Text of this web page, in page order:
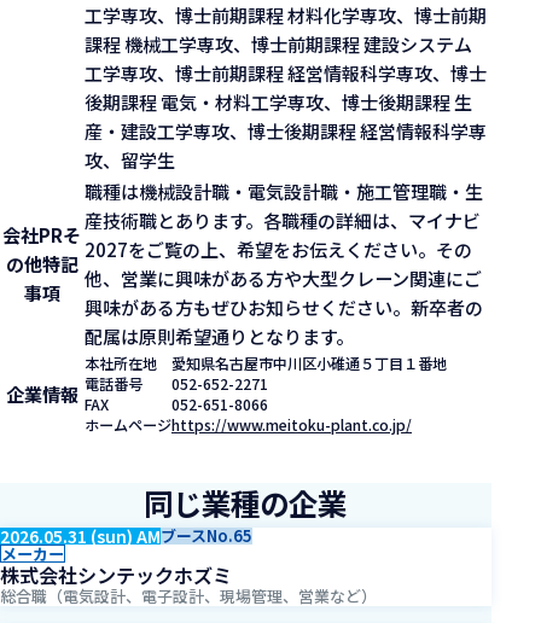
工学専攻、博士前期課程 材料化学専攻、博士前期
課程 機械工学専攻、博士前期課程 建設システム
工学専攻、博士前期課程 経営情報科学専攻、博士
後期課程 電気・材料工学専攻、博士後期課程 生
産・建設工学専攻、博士後期課程 経営情報科学専
攻、留学生
会社PRそ
の他特記
事項
職種は機械設計職・電気設計職・施工管理職・生
産技術職とあります。各職種の詳細は、マイナビ
2027をご覧の上、希望をお伝えください。その
他、営業に興味がある方や大型クレーン関連にご
興味がある方もぜひお知らせください。新卒者の
配属は原則希望通りとなります。
企業情報
本社所在地
愛知県名古屋市中川区小碓通５丁目１番地
電話番号
052-652-2271
FAX
052-651-8066
ホームページhttps://www.meitoku-plant.co.jp/
同じ業種の企業
2026.05.31 (sun) AMブースNo.65
メーカー
株式会社シンテックホズミ
総合職（電気設計、電子設計、現場管理、営業など）